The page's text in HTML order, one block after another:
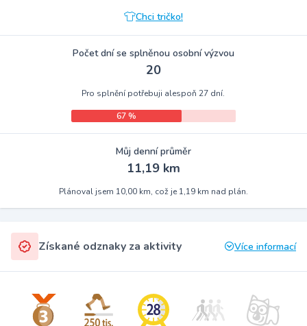
Chci tričko!
Počet dní se splněnou osobní výzvou
20
Pro splnění potřebuji alespoň 27 dní.
67 %
Můj denní průměr
11,19 km
Plánoval jsem 10,00 km, což je 1,19 km nad plán.
Získané odznaky za aktivity Více informací